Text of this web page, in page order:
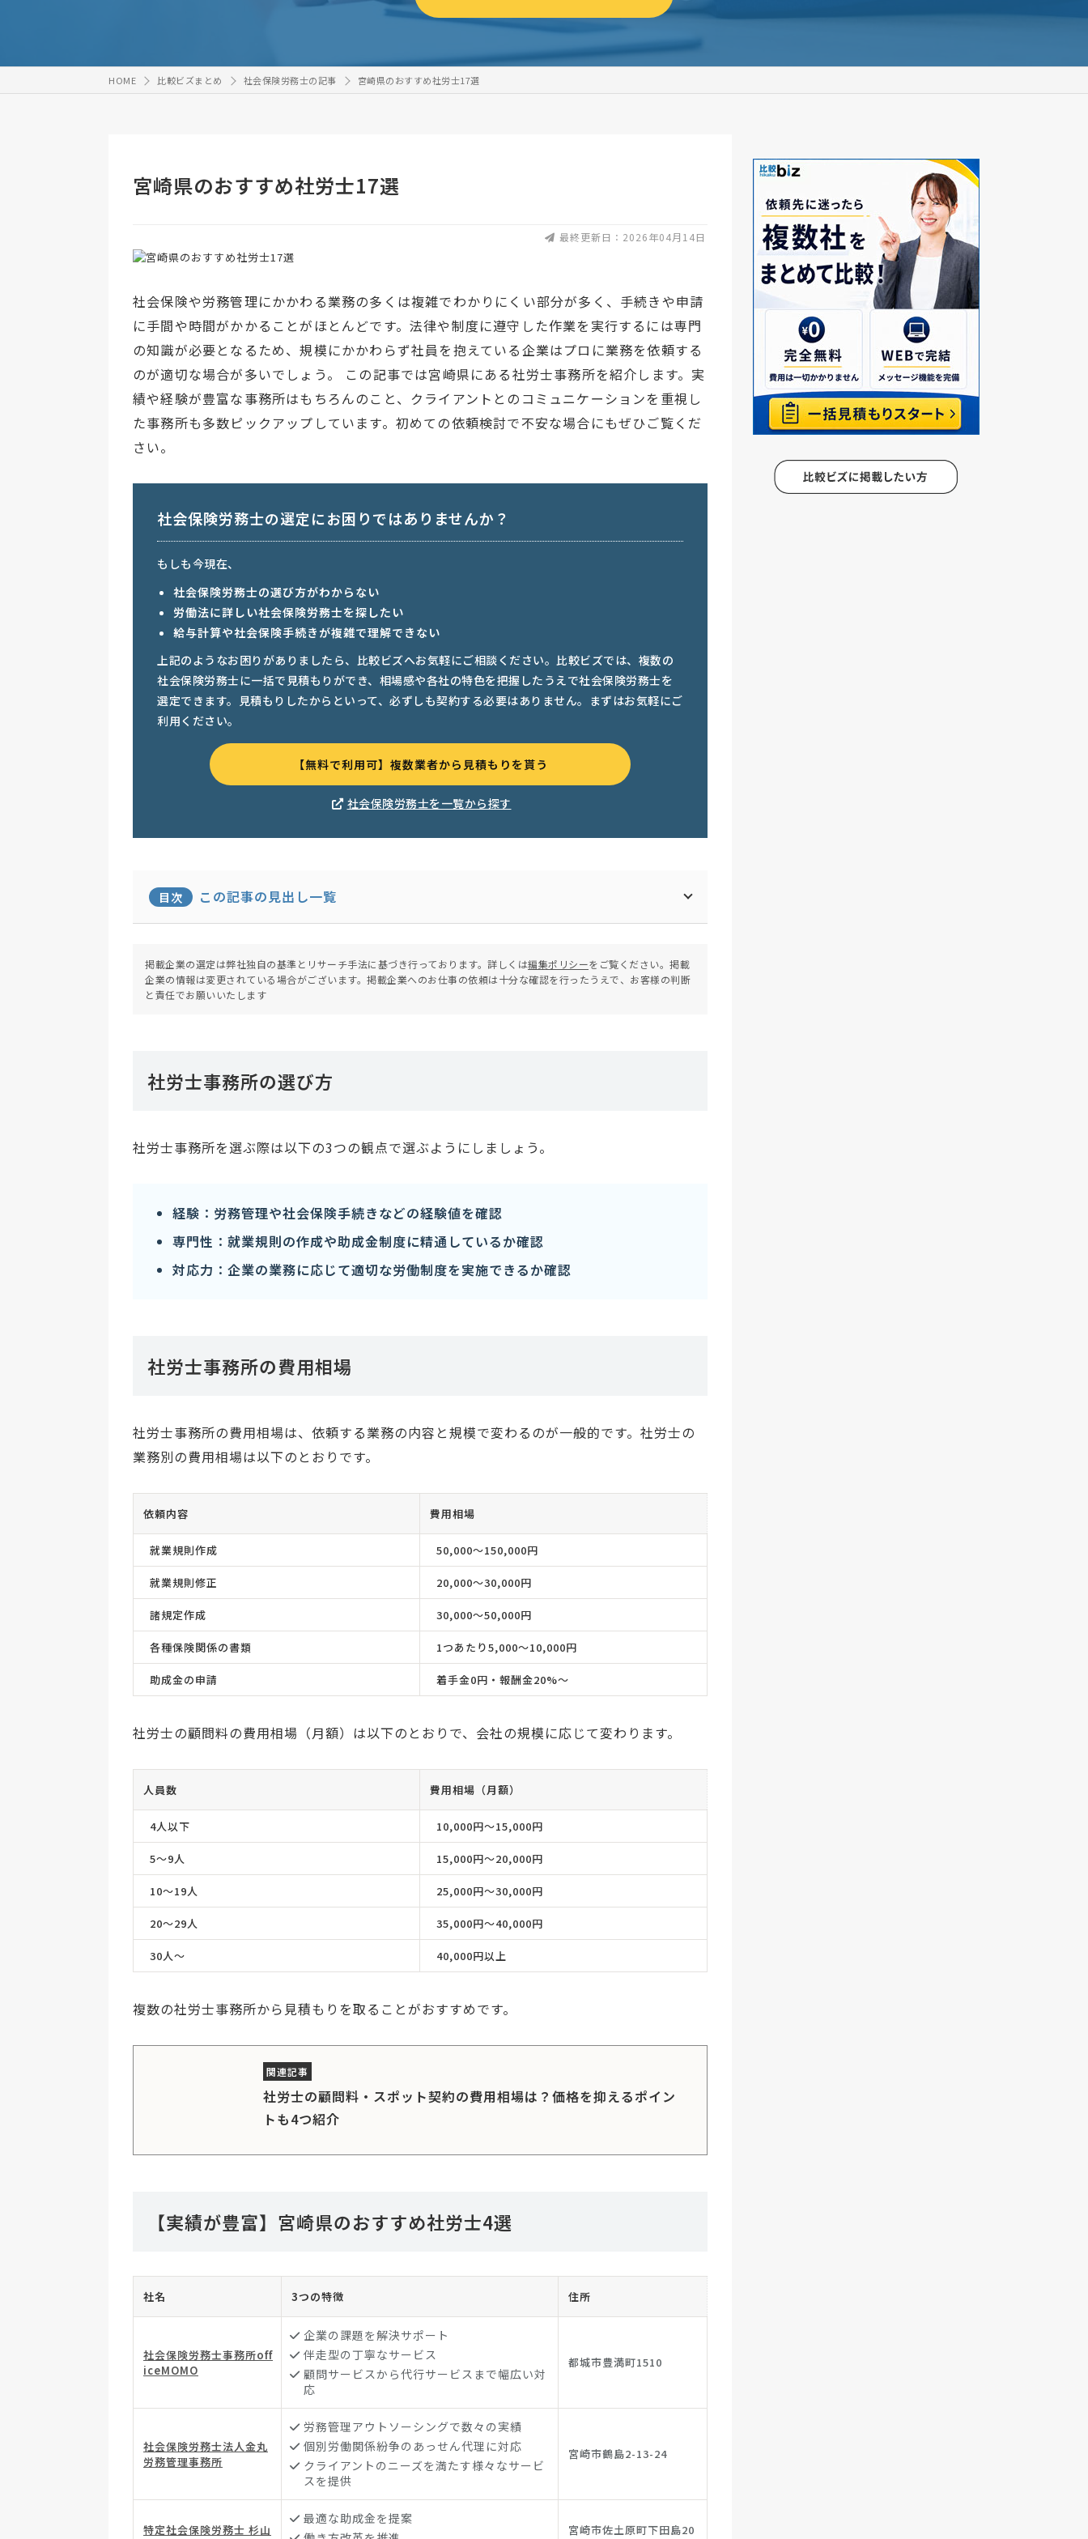
HOME 比較ビズまとめ 社会保険労務士の記事 宮崎県のおすすめ社労士17選
宮崎県のおすすめ社労士17選
最終更新日：2026年04月14日
社会保険や労務管理にかかわる業務の多くは複雑でわかりにくい部分が多く、手続きや申請
に手間や時間がかかることがほとんどです。法律や制度に遵守した作業を実行するには専門
の知識が必要となるため、規模にかかわらず社員を抱えている企業はプロに業務を依頼する
のが適切な場合が多いでしょう。 この記事では宮崎県にある社労士事務所を紹介します。実
績や経験が豊富な事務所はもちろんのこと、クライアントとのコミュニケーションを重視し
た事務所も多数ピックアップしています。初めての依頼検討で不安な場合にもぜひご覧くだ
さい。
社会保険労務士の選定にお困りではありませんか？
もしも今現在、
社会保険労務士の選び方がわからない
労働法に詳しい社会保険労務士を探したい
給与計算や社会保険手続きが複雑で理解できない
上記のようなお困りがありましたら、比較ビズへお気軽にご相談ください。比較ビズでは、複数の
社会保険労務士に一括で見積もりができ、相場感や各社の特色を把握したうえで社会保険労務士を
選定できます。見積もりしたからといって、必ずしも契約する必要はありません。まずはお気軽にご
利用ください。
【無料で利用可】複数業者から見積もりを貰う
社会保険労務士を一覧から探す
目次 この記事の見出し一覧
掲載企業の選定は弊社独自の基準とリサーチ手法に基づき行っております。詳しくは編集ポリシーをご覧ください。掲載
企業の情報は変更されている場合がございます。掲載企業へのお仕事の依頼は十分な確認を行ったうえで、お客様の判断
と責任でお願いいたします
社労士事務所の選び方
社労士事務所を選ぶ際は以下の3つの観点で選ぶようにしましょう。
経験：労務管理や社会保険手続きなどの経験値を確認
専門性：就業規則の作成や助成金制度に精通しているか確認
対応力：企業の業務に応じて適切な労働制度を実施できるか確認
社労士事務所の費用相場
社労士事務所の費用相場は、依頼する業務の内容と規模で変わるのが一般的です。社労士の
業務別の費用相場は以下のとおりです。
依頼内容 費用相場
就業規則作成 50,000〜150,000円
就業規則修正 20,000〜30,000円
諸規定作成 30,000〜50,000円
各種保険関係の書類 1つあたり5,000〜10,000円
助成金の申請 着手金0円・報酬金20%〜
社労士の顧問料の費用相場（月額）は以下のとおりで、会社の規模に応じて変わります。
人員数 費用相場（月額）
4人以下 10,000円〜15,000円
5〜9人 15,000円〜20,000円
10〜19人 25,000円〜30,000円
20〜29人 35,000円〜40,000円
30人〜 40,000円以上
複数の社労士事務所から見積もりを取ることがおすすめです。
社労士の顧問料・スポット契約の費用相場は？価格を抑えるポイン
トも4つ紹介
【実績が豊富】宮崎県のおすすめ社労士4選
社名 3つの特徴 住所
社会保険労務士事務所off
iceMOMO
企業の課題を解決サポート
伴走型の丁寧なサービス
顧問サービスから代行サービスまで幅広い対
応
都城市豊満町1510
社会保険労務士法人金丸
労務管理事務所
労務管理アウトソーシングで数々の実績
個別労働関係紛争のあっせん代理に対応
クライアントのニーズを満たす様々なサービ
スを提供
宮崎市鶴島2-13-24
特定社会保険労務士 杉山
最適な助成金を提案
宮崎市佐土原町下田島20